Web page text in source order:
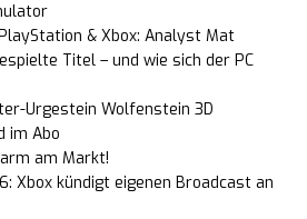
& Xbox: Analyst Mat
Titel – und wie sich der PC
Urgestein Wolfenstein 3D
im Abo
am Markt!
Xbox kündigt eigenen Broadcast an